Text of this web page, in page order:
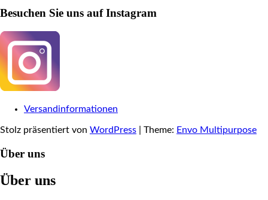
Besuchen Sie uns auf Instagram
Versandinformationen
Stolz präsentiert von WordPress Theme: Envo Multipurpose
Über uns
Über uns